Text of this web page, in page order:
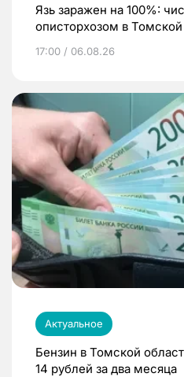
Язь заражен на 100%:
описторхозом в Томской
17:00 / 06.08.26
Актуальное
Бензин в Томской
14 рублей за два месяца